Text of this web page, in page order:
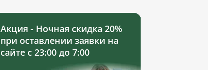
Акция - Ночная скидка 20%
при оставлении заявки на
сайте с 23:00 до 7:00